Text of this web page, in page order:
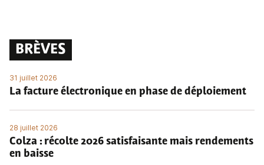
BRÈVES
31 juillet 2026
La facture électronique en phase de déploiement
28 juillet 2026
Colza : récolte 2026 satisfaisante mais rendements
en baisse